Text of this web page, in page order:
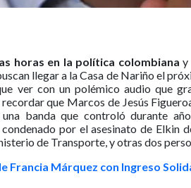
horas en la política colombiana y
llegar a la Casa de Nariño el
ver con un polémico audio que
que Marcos de Jesús
banda que controló durante
por el asesinato de Elkin
de Transporte, y otras dos
Francia Márquez con Ingreso